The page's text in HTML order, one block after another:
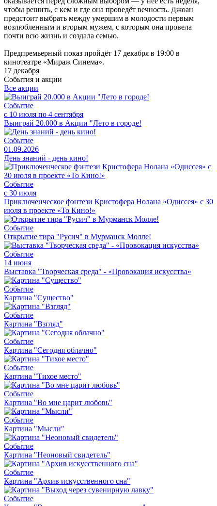
чтобы решить, с кем и где она проведёт вечность. Джоан
предстоит выбрать между умершим в молодости первым
возлюбленным и вторым мужем, с которым она провела
почти всю жизнь и создала семью.
Предпремьерный показ пройдёт 17 декабря в 19:00 в
кинотеатре «Мираж Синема».
17 декабря
События и акции
Все акции
Событие
с 10 июля по 4 сентября
Выиграй 20.000 в Акции "Лето в городе!
Событие
01.09.2026
День знаний - день кино!
Событие
с 30 июля
Приключенческое фэнтези Кристофера Нолана «Одиссея» с 30
июля в проекте «То Кино!»
Событие
Открытие тира "Русич" в Мурманск Молле!
Событие
14 июня
Выставка "Творческая среда" - «Провокация искусства»
Событие
Картина "Существо"
Событие
Картина "Взгляд"
Событие
Картина "Сегодня облачно"
Событие
Картина "Тихое место"
Событие
Картина "Во мне царит любовь"
Событие
Картина "Мысли"
Событие
Картина "Неоновый свидетель"
Событие
Картина "Архив искусственного сна"
Событие